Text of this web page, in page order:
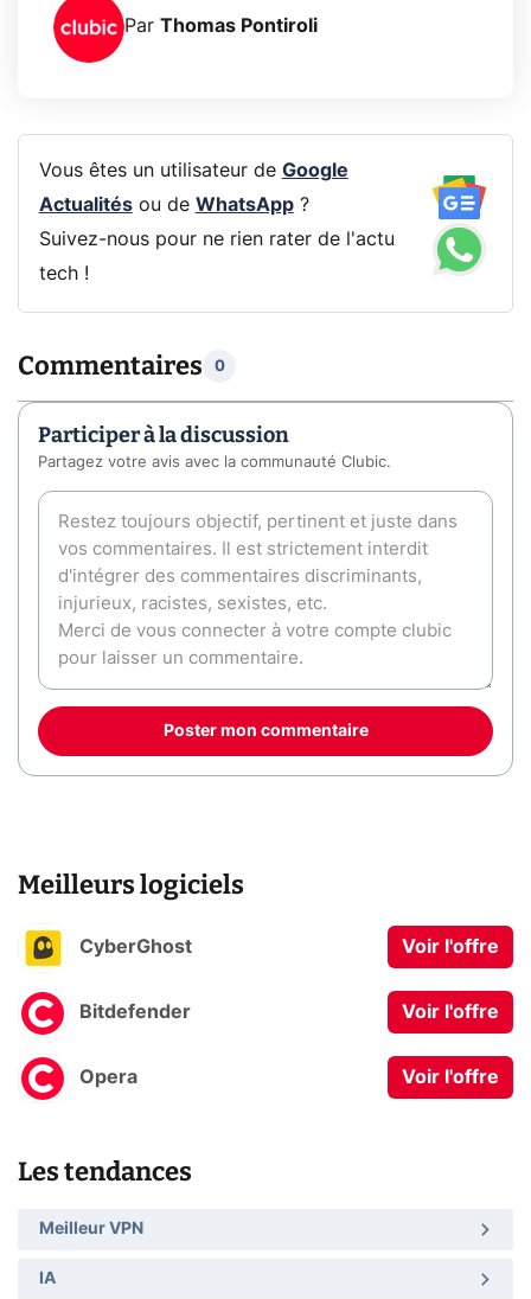
Par Thomas Pontiroli
Vous êtes un utilisateur de Google
Actualitésou de WhatsApp?
Suivez-nous pour ne rien rater de l'actu
tech !
Commentaires 0
Participer à la discussion
Partagez votre avis avec la communauté Clubic.
Poster mon commentaire
Meilleurs logiciels
CyberGhost Voir l'offre
Bitdefender Voir l'offre
Opera Voir l'offre
Les tendances
Meilleur VPN
IA